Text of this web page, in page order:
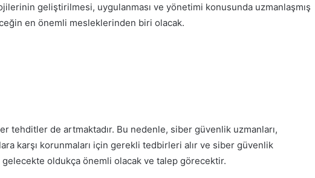
geliştirilmesi, uygulanması ve yönetimi konusunda uzmanlaşmış
en önemli mesleklerinden biri olacak.
tehditler de artmaktadır. Bu nedenle, siber güvenlik uzmanları,
karşı korunmaları için gerekli tedbirleri alır ve siber güvenlik
oldukça önemli olacak ve talep görecektir.